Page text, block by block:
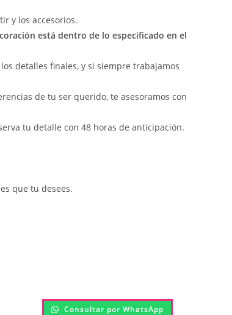
y los accesorios.
está dentro de lo especificado en el
detalles finales, y si siempre trabajamos
de tu ser querido, te asesoramos con
tu detalle con 48 horas de anticipación.
que tu desees.
Consultar por WhatsApp